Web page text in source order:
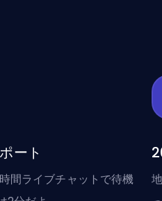
ート
間ライブチャットで待機